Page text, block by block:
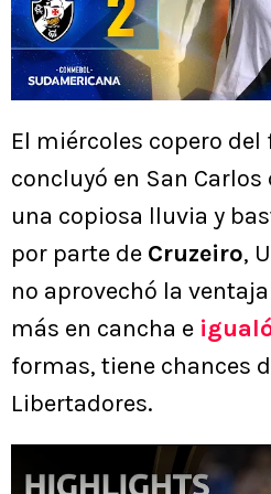
El miércoles copero
concluyó en San
una copiosa lluvia y
por parte de Cruzeiro,
no aprovechó la
más en cancha e
formas, tiene chances
Libertadores.